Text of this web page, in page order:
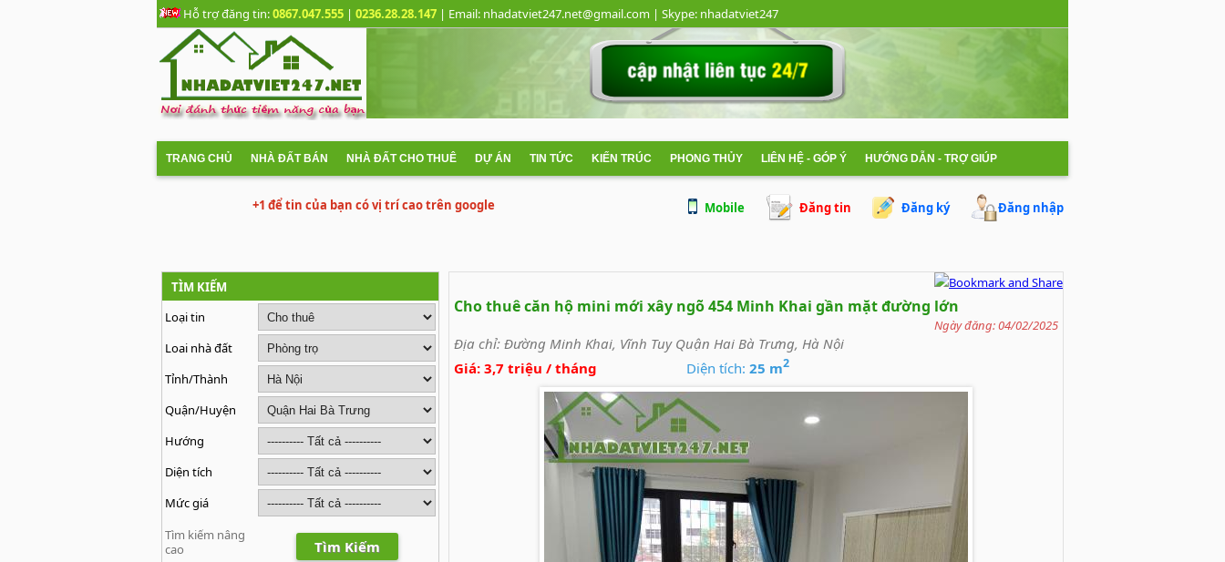
Hỗ trợ đăng tin:0867.047.555 | 0236.28.28.147 | Email: nhadatviet247.net@gmail.com | Skype: nhadatviet247
TRANG CHỦ NHÀ ĐẤT BÁN NHÀ ĐẤT CHO THUÊ DỰ ÁN TIN TỨC KIẾN TRÚC PHONG THỦY LIÊN HỆ - GÓP Ý HƯỚNG DẪN - TRỢ GIÚP
+1 để tin của bạn có vị trí cao trên google Mobile Đăng tin Đăng ký Đăng nhập
TÌM KIẾM
Loại tin
Loai nhà đất
Tỉnh/Thành
Quận/Huyện
Hướng
Diện tích
Mức giá
Tìm kiếm nâng
cao
Tìm Kiếm
Cho thuê căn hộ mini mới xây ngõ 454 Minh Khai gần mặt đường lớn
Ngày đăng: 04/02/2025
Địa chỉ: Đường Minh Khai, Vĩnh Tuy Quận Hai Bà Trưng, Hà Nội
Giá: 3,7 triệu / tháng Diện tích: 25 m2